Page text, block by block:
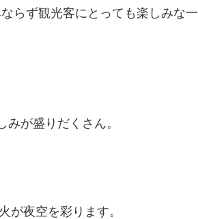
らず観光客にとっても楽しみな一
が盛りだくさん。
が夜空を彩ります。